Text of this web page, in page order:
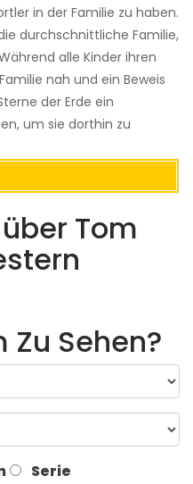
in der Familie zu haben.
durchschnittliche Familie,
alle Kinder ihren
nah und ein Beweis
der Erde ein
um sie dorthin zu
Tom
Zu Sehen?
Serie